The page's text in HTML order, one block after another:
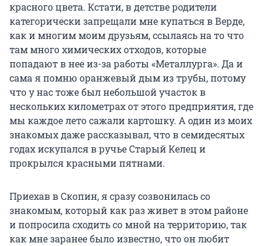
красного цвета. Кстати, в детстве родители
категорически запрещали мне купаться в Верде,
как и многим моим друзьям, ссылаясь на то что
там много химических отходов, которые
попадают в нее из-за работы «Металлурга». Да и
сама я помню оранжевый дым из трубы, потому
что у нас тоже был небольшой участок в
нескольких километрах от этого предприятия, где
мы каждое лето сажали картошку. А один из моих
знакомых даже рассказывал, что в семидесятых
годах искупался в ручье Старый Келец и
прокрылся красными пятнами.
Приехав в Скопин, я сразу созвонилась со
знакомым, который как раз живет в этом районе
и попросила сходить со мной на территорию, так
как мне заранее было известно, что он любит